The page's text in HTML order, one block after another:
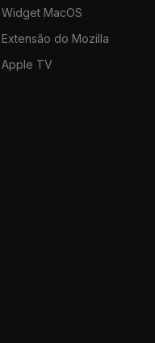
Widget MacOS
Extensão do Mozilla
Apple TV